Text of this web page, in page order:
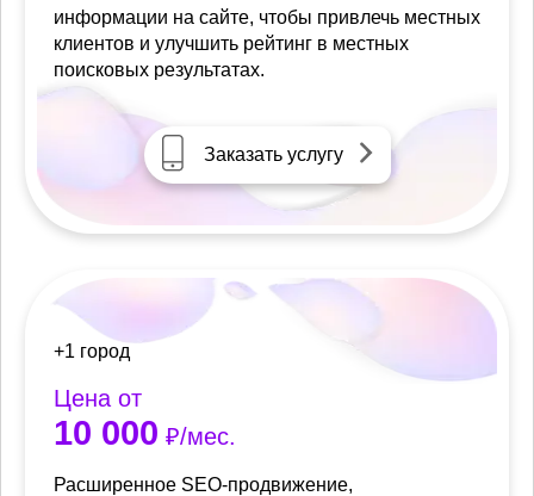
информации на сайте, чтобы привлечь местных
клиентов и улучшить рейтинг в местных
поисковых результатах.
Заказать услугу
+1 город
Цена от
10 000 ₽/мес.
Расширенное SEO-продвижение,